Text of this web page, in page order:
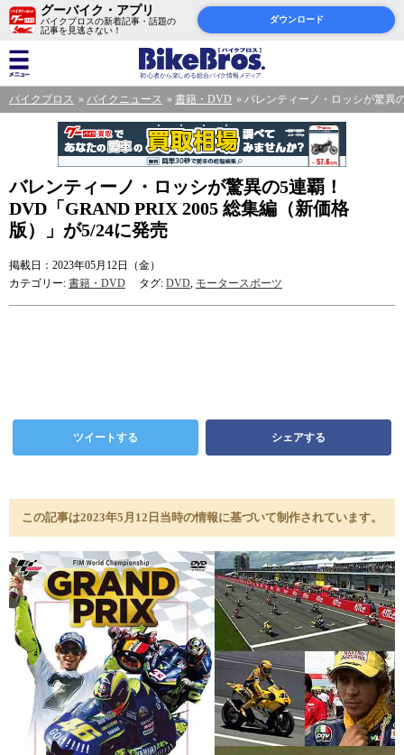
グーバイク・アプリ
バイクブロスの新着記事・話題の
記事を見逃さない！
ダウンロード
バイクブロス バイクニュース 書籍・DVD バレンティーノ・ロッシが驚異
バレンティーノ・ロッシが驚異の5連覇！
DVD「GRAND PRIX 2005 総集編（新価格
版）」が5/24に発売
掲載日：2023年05月12日（金）
カテゴリー: 書籍・DVD タグ: DVD, モータースポーツ
ツイートする シェアする
この記事は2023年5月12日当時の情報に基づいて制作されています。